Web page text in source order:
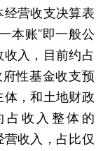
营收支决算表
本账”即一般公
入，目前约占
府性基金收支预
，和土地财政
占收入整体的
营收入，占比仅